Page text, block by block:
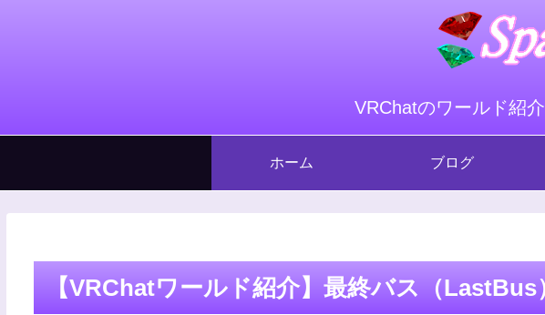
VRChatのワールド紹
ホーム ブログ
【VRChatワールド紹介】最終バス（LastBus